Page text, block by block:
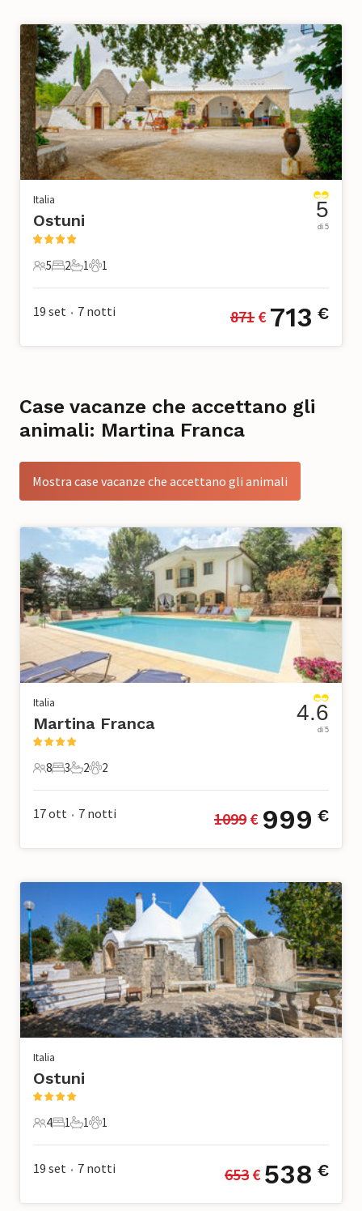
Italia
Ostuni
5 Ospiti
5
2 Camere da letto
2
1 Bagno
1
1 Animale domestico
1
5
di 5
19 set • 7 notti 871 € 713 €
Case vacanze che accettano gli
animali: Martina Franca
Mostra case vacanze che accettano gli animali
Italia
Martina Franca
8 Ospiti
8
3 Camere da letto
3
2 Bagni
2
2 Animali domestici
2
4.6
di 5
17 ott • 7 notti 1099 € 999 €
Italia
Ostuni
4 Ospiti
4
1 Camera da letto
1
1 Bagno
1
1 Animale domestico
1
19 set • 7 notti 653 € 538 €